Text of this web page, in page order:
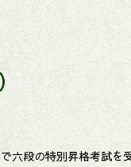
六段の特別昇格考試を